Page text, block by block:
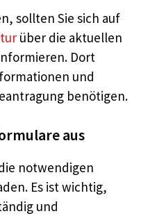
sollten Sie sich auf
über die aktuellen
Dort
und
benötigen.
aus
notwendigen
Es ist wichtig,
und